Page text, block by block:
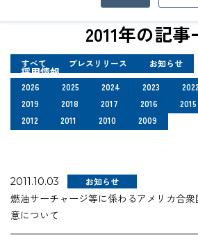
企業情報
採用情報
お客様事例
お知らせ
グローバルネ
企業情報
2011年の記事
すべて プレスリリース
お知らせ
2026
2025 2024 2023 2022
2019
2018 2017 2016 2015
2012
2011 2010 2009
2011.10.03 お知らせ
燃油サーチャージ等に係わるアメリカ合
意について